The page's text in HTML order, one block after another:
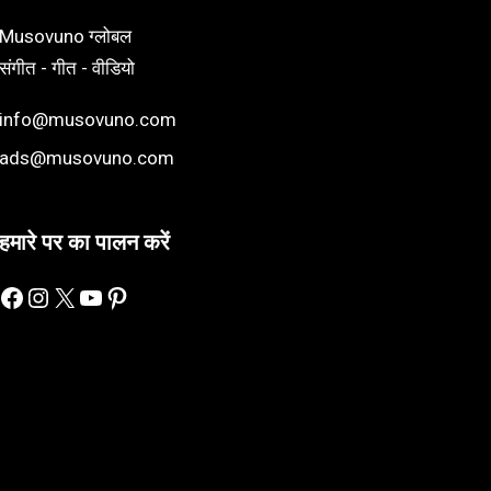
Musovuno ग्लोबल
संगीत - गीत - वीडियो
info@musovuno.com
ads@musovuno.com
हमारे पर का पालन करें
Facebook
Instagram
X YouTube
Pinterest